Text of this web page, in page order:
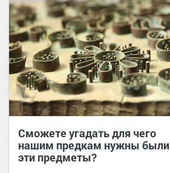
Сможете угадать для чего
нашим предкам нужны были
эти предметы?